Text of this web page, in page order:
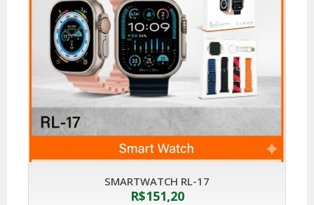
SMARTWATCH RL-17
R$151,20